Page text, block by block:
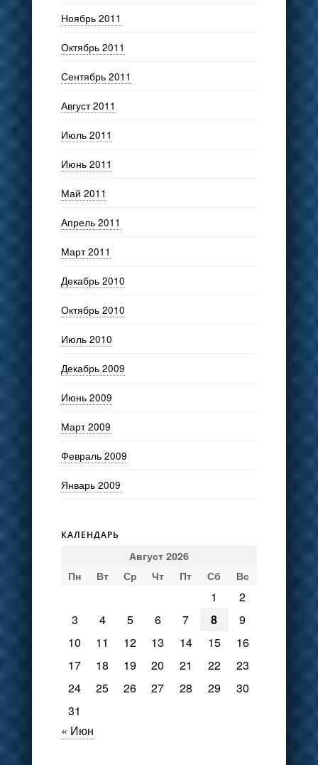
Ноябрь 2011
Октябрь 2011
Сентябрь 2011
Август 2011
Июль 2011
Июнь 2011
Май 2011
Апрель 2011
Март 2011
Декабрь 2010
Октябрь 2010
Июль 2010
Декабрь 2009
Июнь 2009
Март 2009
Февраль 2009
Январь 2009
КАЛЕНДАРЬ
Август 2026
Пн
Вт Ср Чт Пт Сб Вс
1
2
3
4 5 6 7 8
9
10
11 12 13 14 15
16
17
18 19 20 21 22
23
24
25 26 27 28 29
30
31
« Июн